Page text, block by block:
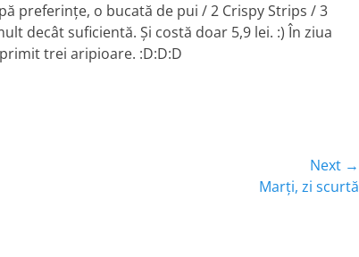
preferinţe, o bucată de pui / 2 Crispy Strips / 3
decât suficientă. Şi costă doar 5,9 lei. :) În ziua
trei aripioare. :D:D:D
Next →
Marţi, zi scurtă